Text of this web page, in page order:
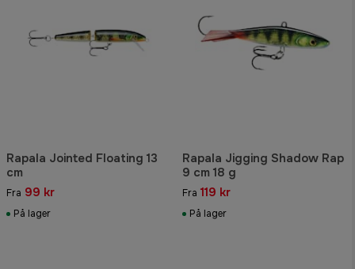
Rapala Jointed Floating 13
cm
Fra 99 kr
På lager
Rapala Jigging Shadow Rap
9 cm 18 g
Fra 119 kr
På lager